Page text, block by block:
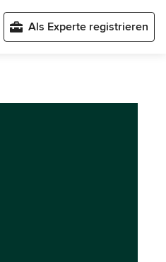
Als Experte registrieren